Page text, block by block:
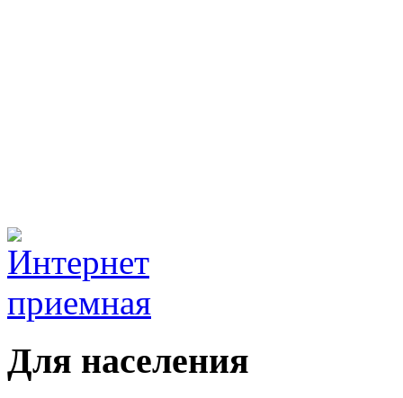
Для населения